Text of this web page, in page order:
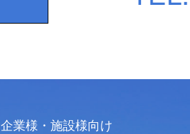
企業様・施設様向け